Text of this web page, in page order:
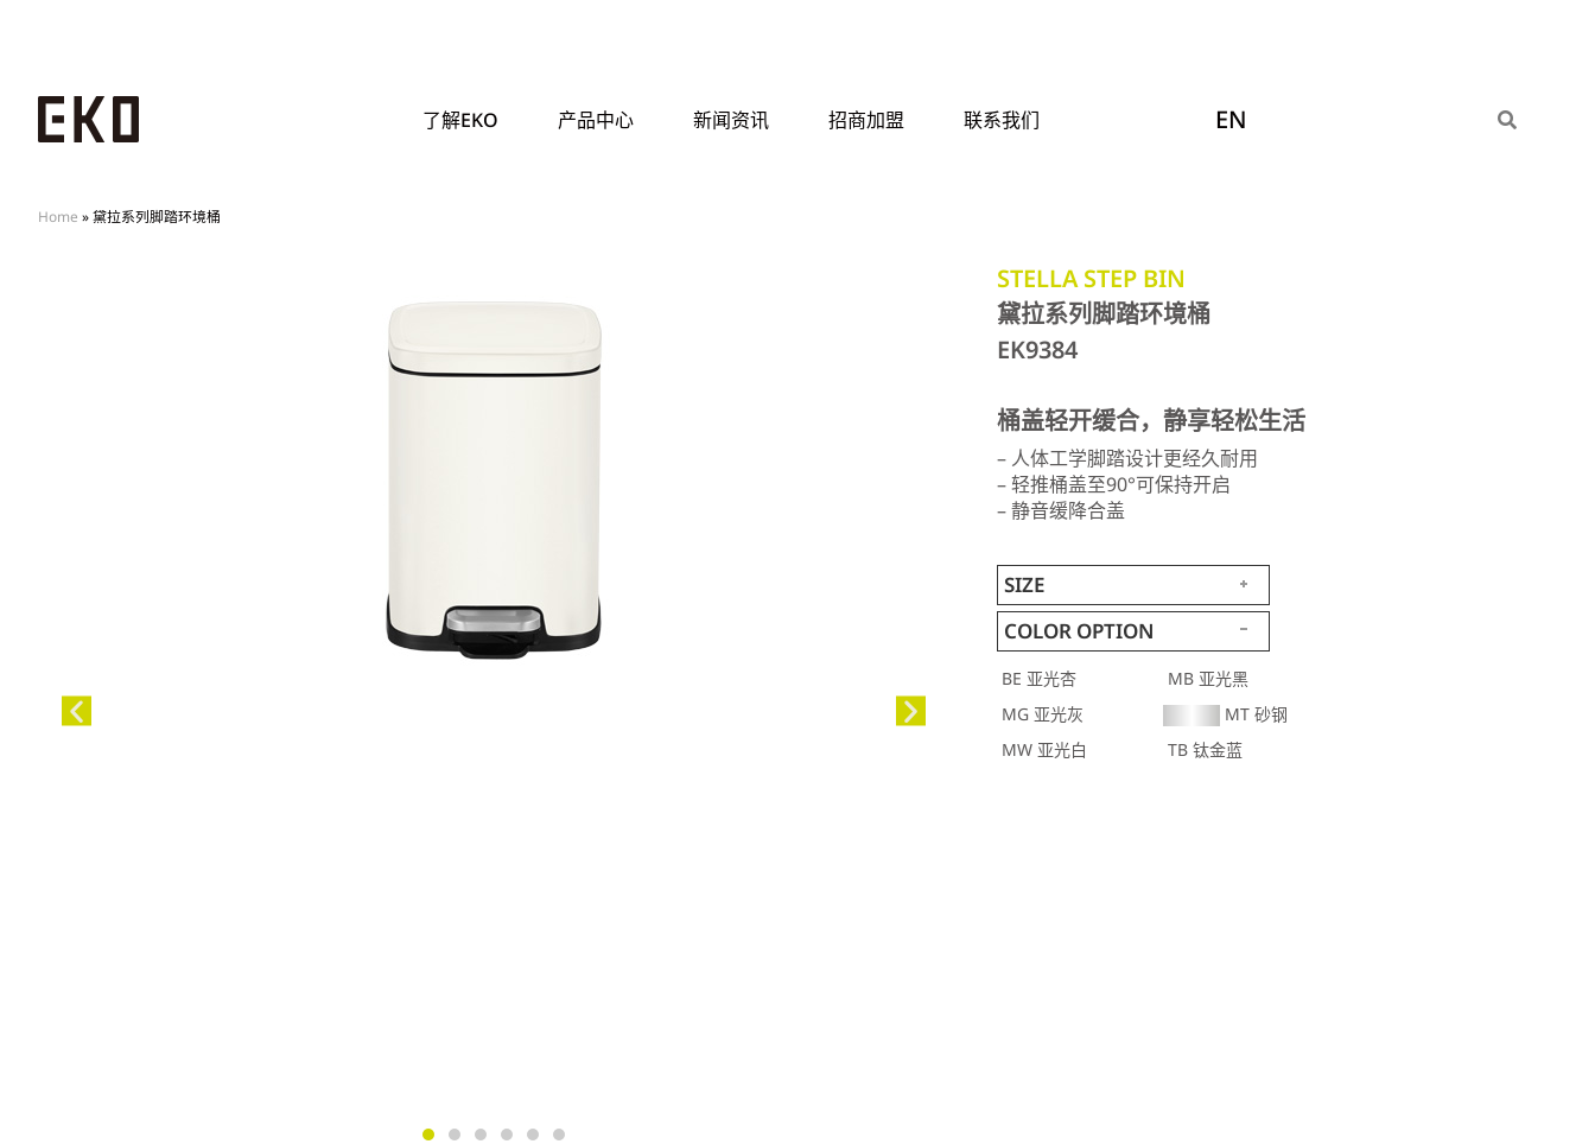
了解EKO 产品中心 新闻资讯 招商加盟 联系我们 EN
Home »黛拉系列脚踏环境桶
STELLA STEP BIN
黛拉系列脚踏环境桶
EK9384
桶盖轻开缓合，静享轻松生活
– 人体工学脚踏设计更经久耐用
– 轻推桶盖至90°可保持开启
– 静音缓降合盖
SIZE
COLOR OPTION
BE 亚光杏
MB 亚光黑
MG 亚光灰
MT 砂钢
MW 亚光白
TB 钛金蓝